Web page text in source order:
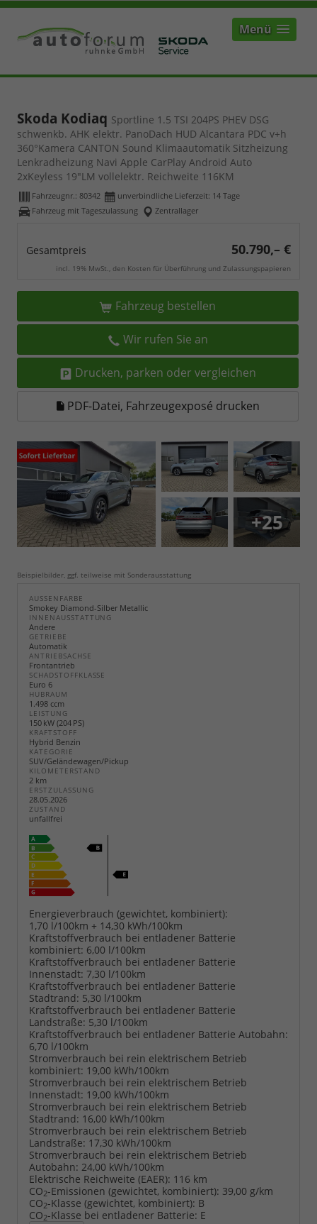
Menü
Skoda Kodiaq Sportline 1.5 TSI 204PS PHEV DSG
schwenkb. AHK elektr. PanoDach HUD Alcantara PDC v+h
360°Kamera CANTON Sound Klimaautomatik Sitzheizung
Lenkradheizung Navi Apple CarPlay Android Auto
2xKeyless 19"LM vollelektr. Reichweite 116KM
Fahrzeugnr.: 80342 unverbindliche Lieferzeit: 14 Tage
Fahrzeug mit Tageszulassung
Zentrallager
Gesamtpreis 50.790,– €
incl. 19% MwSt., den Kosten für Überführung und Zulassungspapieren
Fahrzeug bestellen
Wir rufen Sie an
Drucken, parken oder vergleichen
PDF-Datei, Fahrzeugexposé drucken
+25
Beispielbilder, ggf. teilweise mit Sonderausstattung
AUSSENFARBE
Smokey Diamond-Silber Metallic
INNENAUSSTATTUNG
Andere
GETRIEBE
Automatik
ANTRIEBSACHSE
Frontantrieb
SCHADSTOFFKLASSE
Euro 6
HUBRAUM
1.498 ccm
LEISTUNG
150 kW (204 PS)
KRAFTSTOFF
Hybrid Benzin
KATEGORIE
SUV/Geländewagen/Pickup
KILOMETERSTAND
2 km
ERSTZULASSUNG
28.05.2026
ZUSTAND
unfallfrei
Energieverbrauch (gewichtet, kombiniert):
1,70 l/100km + 14,30 kWh/100km
Kraftstoffverbrauch bei entladener Batterie
kombiniert: 6,00 l/100km
Kraftstoffverbrauch bei entladener Batterie
Innenstadt: 7,30 l/100km
Kraftstoffverbrauch bei entladener Batterie
Stadtrand: 5,30 l/100km
Kraftstoffverbrauch bei entladener Batterie
Landstraße: 5,30 l/100km
Kraftstoffverbrauch bei entladener Batterie Autobahn:
6,70 l/100km
Stromverbrauch bei rein elektrischem Betrieb
kombiniert: 19,00 kWh/100km
Stromverbrauch bei rein elektrischem Betrieb
Innenstadt: 19,00 kWh/100km
Stromverbrauch bei rein elektrischem Betrieb
Stadtrand: 16,00 kWh/100km
Stromverbrauch bei rein elektrischem Betrieb
Landstraße: 17,30 kWh/100km
Stromverbrauch bei rein elektrischem Betrieb
Autobahn: 24,00 kWh/100km
Elektrische Reichweite (EAER): 116 km
CO2-Emissionen (gewichtet, kombiniert): 39,00 g/km
CO2-Klasse (gewichtet, kombiniert): B
CO2-Klasse bei entladener Batterie: E